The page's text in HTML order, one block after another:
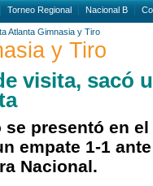
Torneo Regional Nacional B
Atlanta Gimnasia y Tiro
y Tiro
visita, sacó
se presentó en
empate 1-1
Nacional.